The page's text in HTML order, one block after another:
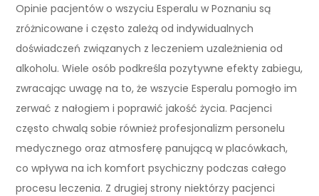
Opinie pacjentów o wszyciu Esperalu w Poznaniu są
zróżnicowane i często zależą od indywidualnych
doświadczeń związanych z leczeniem uzależnienia od
alkoholu. Wiele osób podkreśla pozytywne efekty zabiegu,
zwracając uwagę na to, że wszycie Esperalu pomogło im
zerwać z nałogiem i poprawić jakość życia. Pacjenci
często chwalą sobie również profesjonalizm personelu
medycznego oraz atmosferę panującą w placówkach,
co wpływa na ich komfort psychiczny podczas całego
procesu leczenia. Z drugiej strony niektórzy pacjenci